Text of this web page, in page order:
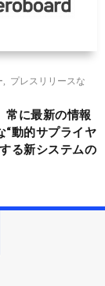
プレスリリースな
常に最新の情報
“動的サプライヤ
る新システムの